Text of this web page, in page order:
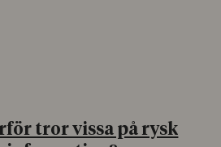
tror vissa på rysk